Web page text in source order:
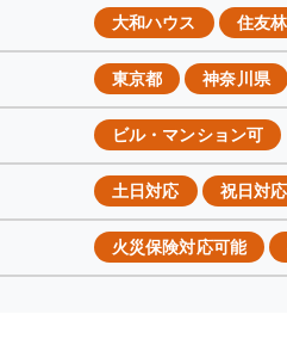
大和ハウス 住友
東京都 神奈川県
ビル・マンション可
土日対応 祝日対応
火災保険対応可能